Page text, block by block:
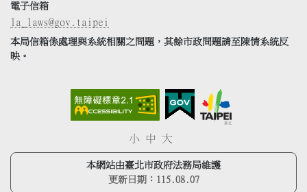
電子信箱
la_laws@gov.taipei
本局信箱係處理與系統相關之問題，其餘市政問題請至陳情系統反
映。
小 中 大
本網站由臺北市政府法務局維護
更新日期： 115.08.07